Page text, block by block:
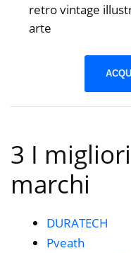
retro vintage
arte
3 I
marchi
DURATECH
Pveath